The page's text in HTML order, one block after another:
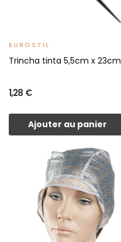
EUROSTIL
Trincha tinta 5,5cm x 23cm
1,28 €
Ajouter au panier